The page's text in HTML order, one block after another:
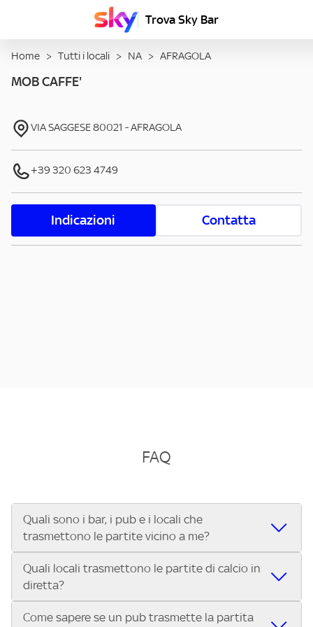
Trova Sky Bar
Home > Tutti i locali > NA > AFRAGOLA
MOB CAFFE'
VIA SAGGESE80021 -AFRAGOLA
+39 320 623 4749
Indicazioni Contatta
FAQ
Quali sono i bar, i pub e i locali che
trasmettono le partite vicino a me?
Se cerchi un bar, pub, ristorante o locale vicino a te per
vedere le partite di Serie A ENILIVE, la Serie C Sky Wifi, la
UEFA Champions League, la UEFA Europa League, la UEFA
Conference League, il Tennis, la Formula 1®, la MotoGP™ e
Quali locali trasmettono le partite di calcio in
diretta?
Vuoi sapere quali bar, pub o ristoranti mostrano le partite
Come sapere se un pub trasmette la partita